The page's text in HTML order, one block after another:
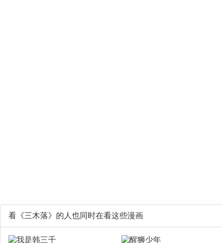
看《三木落》的人也同时在看这些漫画